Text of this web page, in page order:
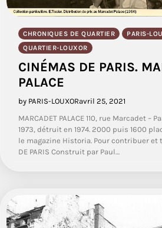
CHRONIQUES DE QUARTIER
PARIS-
QUARTIER-LOUXOR
CINÉMAS DE PARIS.
PALACE
by PARIS-LOUXORavril 25, 2021
MARCADET PALACE 110, rue Marcadet –
1973, détruit en 1974. 2000 puis 1600
le magazine Historia. Pour contribuer et
DE PARIS Construit par Paul…